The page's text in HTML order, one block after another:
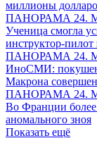
миллионы
ПАНОРАМА 24.
Ученица смогла
инструктор-пилот
ПАНОРАМА 24.
ИноСМИ:
Макрона
ПАНОРАМА 24.
Во Франции более
аномального зноя
Показать ещё